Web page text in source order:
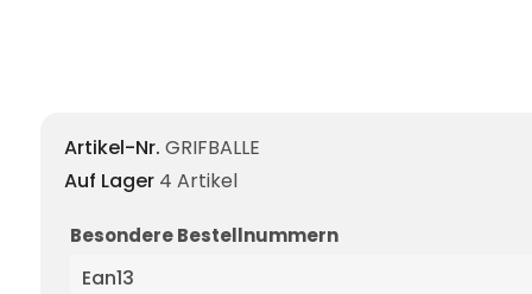
Artikel-Nr. GRIFBALLE
Auf Lager 4 Artikel
Besondere Bestellnummern
Ean13